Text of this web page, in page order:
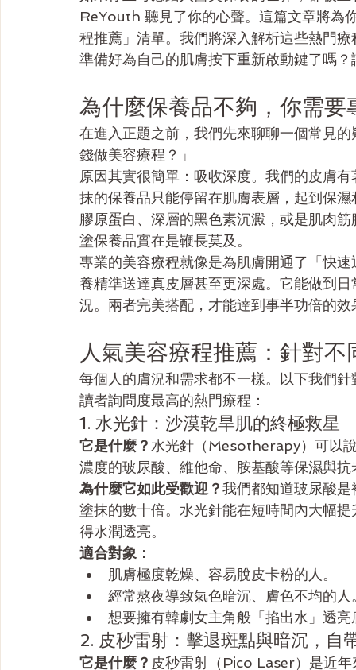
ReYouth 聽見了你的心聲。這篇文章將為
程推薦」清單。我們將深入解析這些熱門
準備好為自己的肌膚按下重新啟動鍵了嗎
為什麼保養品不夠，你需要
在進入正題之前，我們先來聊聊一個常見
錢做美容療程？」
原因其實很簡單：吸收深度。我們的皮膚
抹的保養品只能停留在肌膚表層，起到保
膠原蛋白、深層的黑色素沉澱，或是肌肉
塗保養品實在是鞭長莫及。
專業的美容療程就像是為肌膚開通了「快
養精準送達真皮層甚至更深處。它能做到
況。兩者完美搭配，才能達到事半功倍的效
人氣美容療程推薦：針對
每個人的膚況和需求都不一樣。以下我們
讀者詢問度最高的熱門療程：
1. 水光針：沙漠乾旱肌的終極救星
它是什麼？ 水光針（Mesotherapy）可以
濃度的玻尿酸、維他命、胺基酸等保濕與
為什麼它如此受歡迎？我們都知道玻尿酸
塗抹的數十倍。水光針能在短時間內大幅
得水潤透亮。
適合對象：
肌膚極度乾燥、容易脫皮卡粉的人。
經常熬夜導致氣色暗沉、膚色不均的人
想要擁有韓劇女主角般「掐出水」透亮
2. 皮秒雷射：擊退斑點與暗沉，自
它是什麼？ 皮秒雷射（Pico Laser）是近